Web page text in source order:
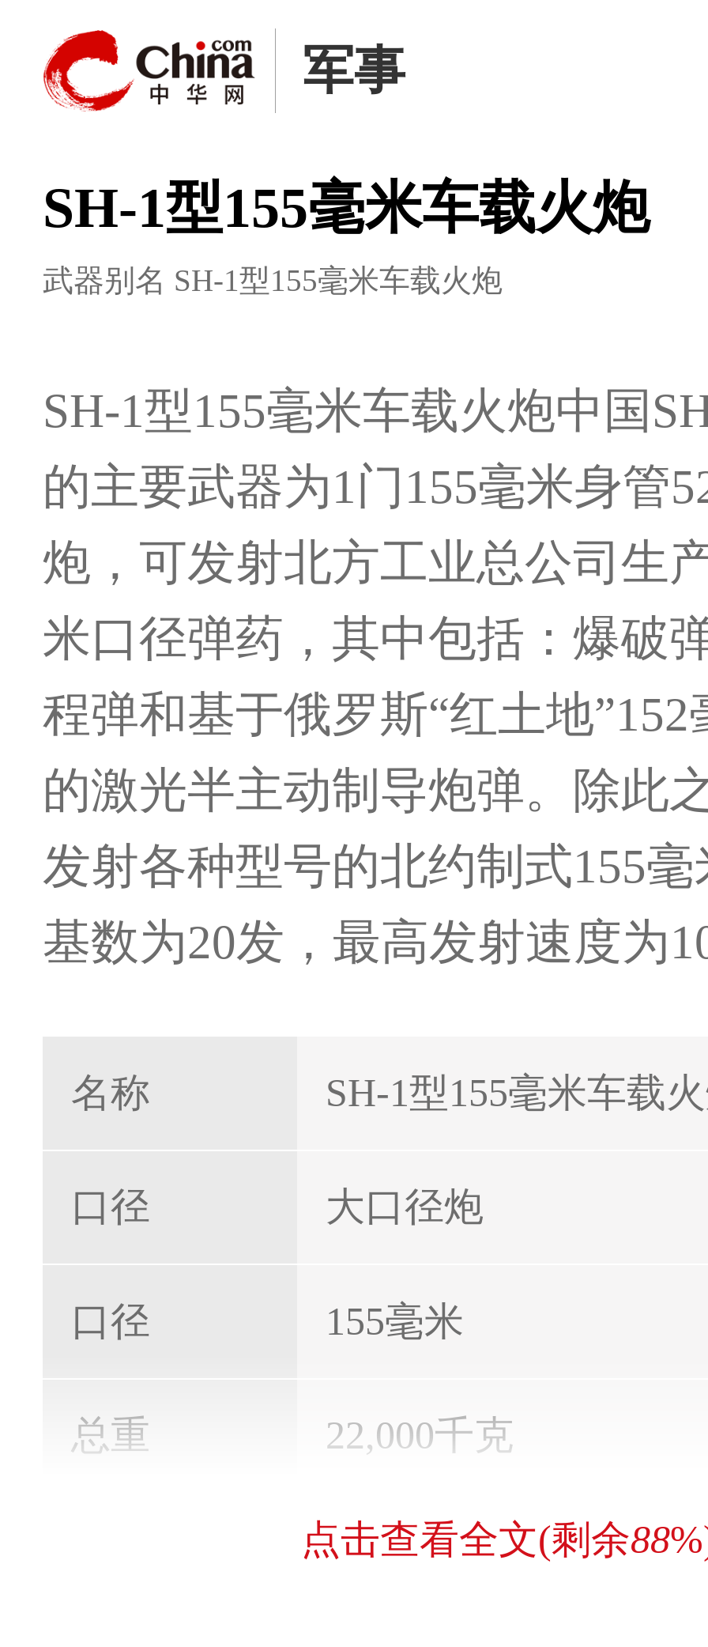
军事
SH-1型155毫米车载火炮
武器别名 SH-1型155毫米车载火炮
SH-1型155毫米车载火炮中国
的主要武器为1门155毫米身管
炮，可发射北方工业总公司生
米口径弹药，其中包括：爆破
程弹和基于俄罗斯“红土地
的激光半主动制导炮弹。除此
发射各种型号的北约制式155
基数为20发，最高发射速度为
名称 SH-1型155毫米车载
口径 大口径炮
口径 155毫米
总重 22,000千克
600,000米
点击查看全文(剩余88